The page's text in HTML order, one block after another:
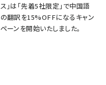
ス」は「先着5社限定」で中国語
の翻訳を15%OFFになるキャン
ペーンを開始いたしました。